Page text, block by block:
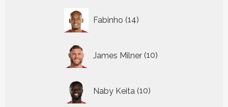
Fabinho 14
producten
James Milner 10
producten
Naby Keita 10
producten